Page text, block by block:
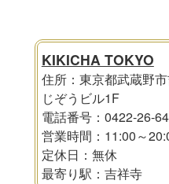
KIKICHA TOKYO
住所：東京都武蔵野
じぞうビル1F
電話番号：0422-26-
営業時間：11:00～
定休日：無休
最寄り駅：吉祥寺